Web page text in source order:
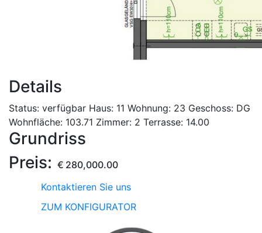
Details
Status: verfügbar Haus: 11 Wohnung: 23 Geschoss: DG
Wohnfläche: 103.71 Zimmer: 2 Terrasse: 14.00
Grundriss
Preis: € 280,000.00
Kontaktieren Sie uns
ZUM KONFIGURATOR